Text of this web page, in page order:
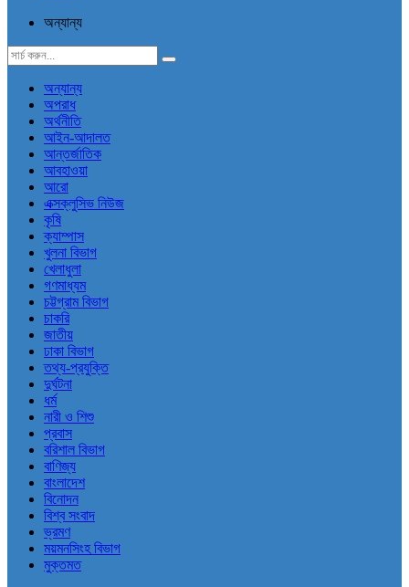
অন্যান্য
অন্যান্য
অপরাধ
অর্থনীতি
আইন-আদালত
আন্তর্জাতিক
আবহাওয়া
আরো
এক্সক্লুসিভ নিউজ
কৃষি
ক্যাম্পাস
খুলনা বিভাগ
খেলাধুলা
গণমাধ্যম
চট্টগ্রাম বিভাগ
চাকরি
জাতীয়
ঢাকা বিভাগ
তথ্য-প্রযুক্তি
দুর্ঘটনা
ধর্ম
নারী ও শিশু
প্রবাস
বরিশাল বিভাগ
বাণিজ্য
বাংলাদেশ
বিনোদন
বিশ্ব সংবাদ
ভ্রমণ
ময়মনসিংহ বিভাগ
মুক্তমত